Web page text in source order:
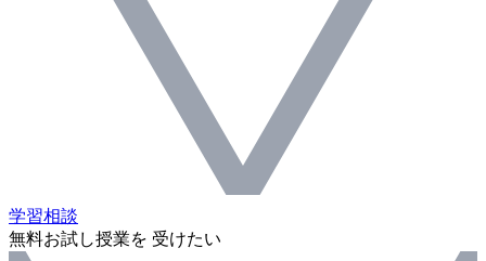
学習相談
無料お試し授業を 受けたい